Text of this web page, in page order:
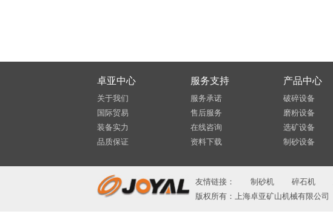
卓亚中心
关于我们
国际贸易
装备实力
品质保证
服务支持
服务承诺
售后服务
在线咨询
资料下载
产品中心
破碎设备
磨粉设备
选矿设备
制砂设备
友情链接： 制砂机 碎石机
版权所有：上海卓亚矿山机械有限公司